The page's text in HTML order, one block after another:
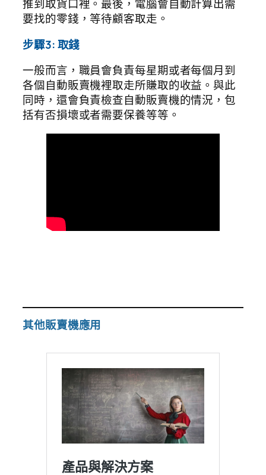
推到取貨口裡。最後，電腦會自動計算出需
要找的零錢，等待顧客取走。
步驟3: 取錢
一般而言，職員會負責每星期或者每個月到
各個自動販賣機裡取走所賺取的收益。與此
同時，還會負責檢查自動販賣機的情況，包
括有否損壞或者需要保養等等。
其他販賣機應用